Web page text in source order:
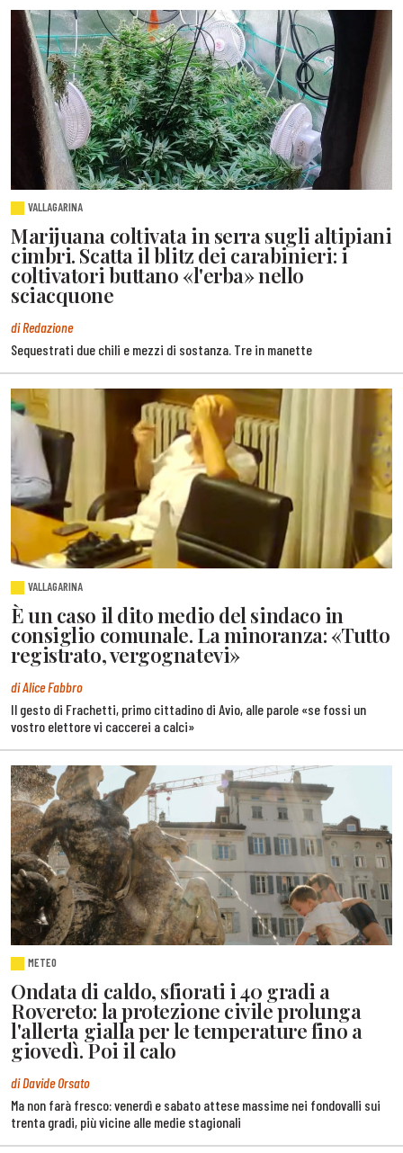
VALLAGARINA
Marijuana coltivata in serra sugli altipiani
cimbri. Scatta il blitz dei carabinieri: i
coltivatori buttano «l'erba» nello
sciacquone
di Redazione
Sequestrati due chili e mezzi di sostanza. Tre in manette
VALLAGARINA
È un caso il dito medio del sindaco in
consiglio comunale. La minoranza: «Tutto
registrato, vergognatevi»
di Alice Fabbro
Il gesto di Frachetti, primo cittadino di Avio, alle parole «se fossi un
vostro elettore vi caccerei a calci»
METEO
Ondata di caldo, sfiorati i 40 gradi a
Rovereto: la protezione civile prolunga
l'allerta gialla per le temperature fino a
giovedì. Poi il calo
di Davide Orsato
Ma non farà fresco: venerdì e sabato attese massime nei fondovalli sui
trenta gradi, più vicine alle medie stagionali